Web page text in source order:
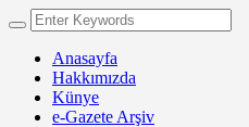
Anasayfa
Hakkımızda
Künye
e-Gazete Arşiv